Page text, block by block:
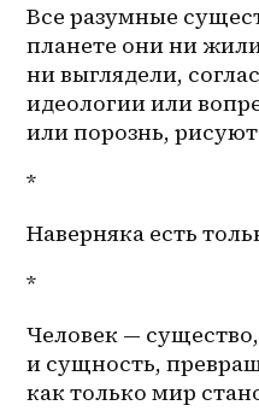
Все разумные
планете они ни
ни выглядели,
идеологии или
или порознь,
*
Наверняка есть
*
Человек —
и сущность,
как только мир